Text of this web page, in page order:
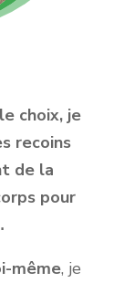
choix, je
recoins
de la
pour
même, je